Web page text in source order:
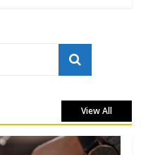
View All